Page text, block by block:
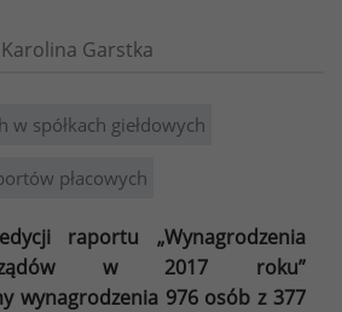
Karolina Garstka
w spółkach giełdowych
płacowych
raportu „Wynagrodzenia
w 2017 roku”
wynagrodzenia 976 osób z 377